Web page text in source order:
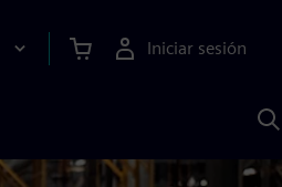
Iniciar sesión